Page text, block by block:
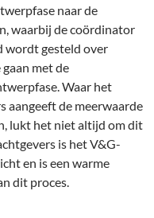
naar de
waarbij de coördinator
wordt gesteld over
met de
Waar het
aangeeft de meerwaarde
lukt het niet altijd om dit
is het V&G-
en is een warme
dit proces.